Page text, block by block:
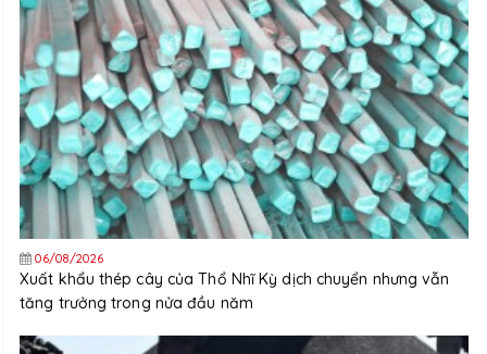
06/08/2026
Xuất khẩu thép cây của Thổ Nhĩ Kỳ dịch chuyển nhưng vẫn
tăng trưởng trong nửa đầu năm